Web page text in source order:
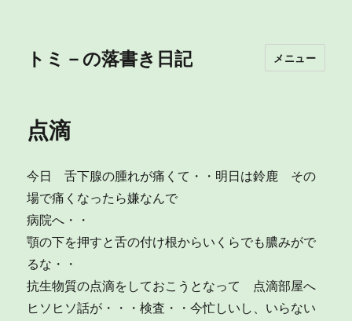
トミ－の落書き日記 メニュー
点滴
今日 舌下腺の腫れが痛くて・・明日は鈴鹿 その
場で痛くなったら嫌なんで
病院へ・・
顎の下を押すと舌の付け根からいくらでも膿みがで
るな・・
抗生物質の点滴をしておこうとなって 点滴部屋へ
ヒソヒソ話が・・・検査・・今忙しいし、いらない